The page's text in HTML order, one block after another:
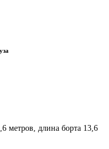
метров, длина борта 13,6